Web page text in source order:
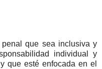
que sea inclusiva y
individual y
que esté enfocada en el